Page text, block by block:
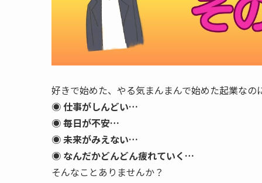
好きで始めた、やる気まんまんで始めた起業な
◉ 仕事がしんどい…
◉ 毎日が不安…
◉ 未来がみえない…
◉ なんだかどんどん疲れていく…
そんなことありませんか？